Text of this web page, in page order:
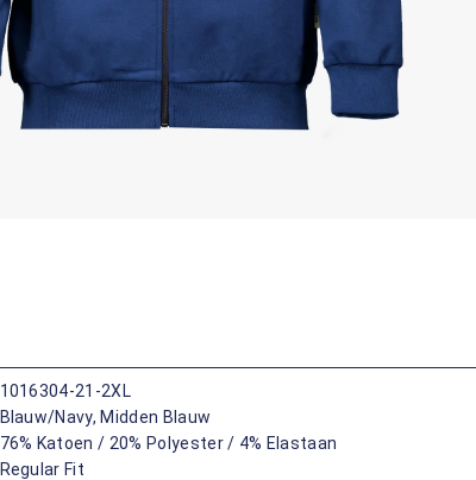
1016304-21-2XL
Blauw/Navy, Midden Blauw
76% Katoen / 20% Polyester / 4% Elastaan
Regular Fit